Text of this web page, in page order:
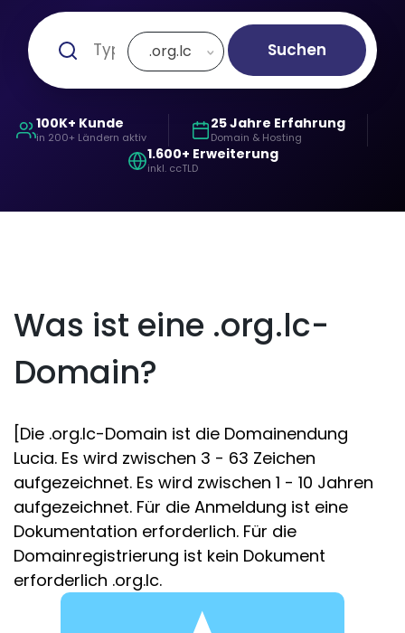
.org.lc Suchen
100K+ Kunde
in 200+ Ländern aktiv
25 Jahre Erfahrung
Domain & Hosting
1.600+ Erweiterung
inkl. ccTLD
Was ist eine .org.lc-
Domain?
[Die .org.lc-Domain ist die Domainendung
Lucia. Es wird zwischen 3 - 63 Zeichen
aufgezeichnet. Es wird zwischen 1 - 10 Jahren
aufgezeichnet. Für die Anmeldung ist eine
Dokumentation erforderlich. Für die
Domainregistrierung ist kein Dokument
erforderlich .org.lc.